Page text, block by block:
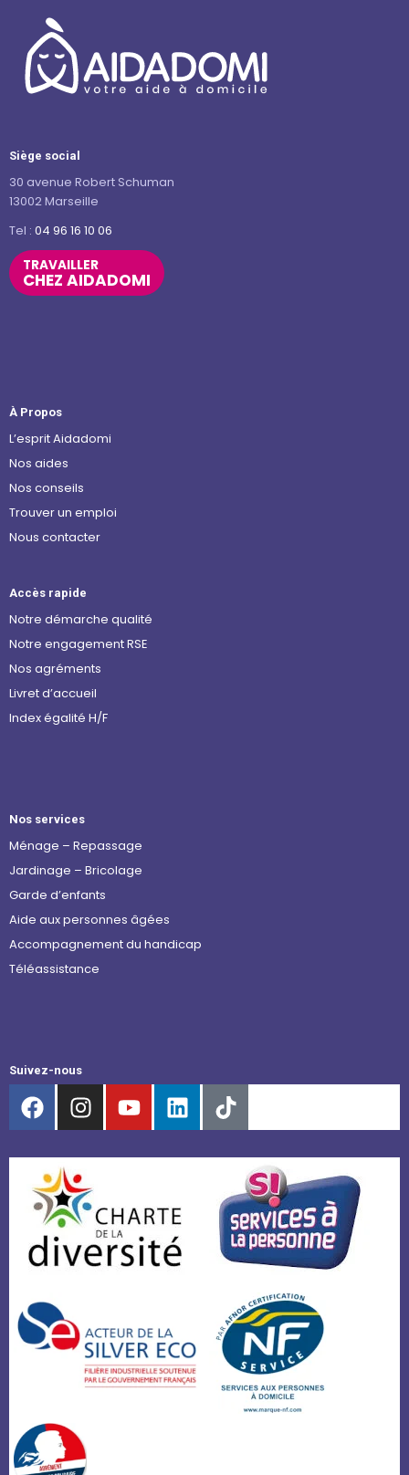
Siège social
30 avenue Robert Schuman
13002 Marseille
Tel : 04 96 16 10 06
TRAVAILLER
CHEZ AIDADOMI
À Propos
L’esprit Aidadomi
Nos aides
Nos conseils
Trouver un emploi
Nous contacter
Accès rapide
Notre démarche qualité
Notre engagement RSE
Nos agréments
Livret d’accueil
Index égalité H/F
Nos services
Ménage – Repassage
Jardinage – Bricolage
Garde d’enfants
Aide aux personnes âgées
Accompagnement du handicap
Téléassistance
Suivez-nous